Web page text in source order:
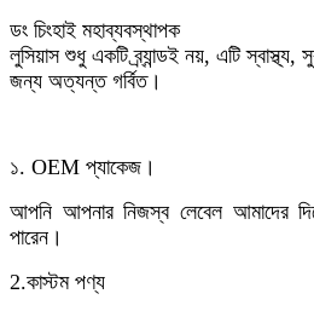
ডং চিংহাই মহাব্যবস্থাপক
লুসিয়াস শুধু একটি ব্র্যান্ডই নয়, এটি স্বাস্থ্য,
জন্য অত্যন্ত গর্বিত।
১. OEM প্যাকেজ।
আপনি আপনার নিজস্ব লেবেল আমাদের
পারেন।
2.কাস্টম পণ্য